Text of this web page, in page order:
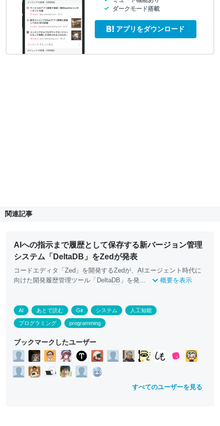
ダークモード搭載
アプリをダウンロード
関連記事
AIへの指示まで履歴として保存する新バージョン管理
システム「DeltaDB」をZedが発表
コードエディタ「Zed」を開発するZedが、 AI エージェント時代に
向けた開発履歴管理ツール「DeltaDB 」を発... 概要を表示
AI あとで読む Git システム 人工知能
プログラミング programming
ブックマークしたユーザー
すべてのユーザーを見る